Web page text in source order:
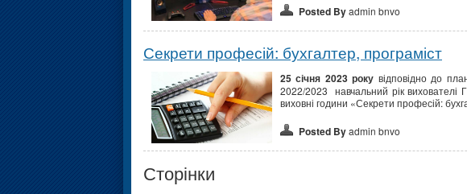
Posted Byadmin bnvo
Секрети професій: бухгалтер, програміст
25 січня 2023 року відповідно до
2022/2023 навчальний рік вихователі
виховні години «Секрети професій:
Posted Byadmin bnvo
Сторінки